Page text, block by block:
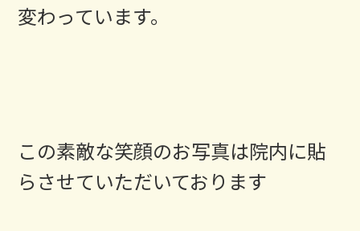
変わっています。
この素敵な笑顔のお写真は院内に貼
らさせていただいております